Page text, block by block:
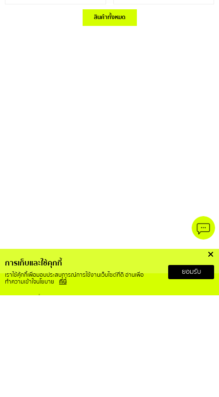
สินค้าทั้งหมด
การเก็บและใช้คุกกี้
เราใช้คุ้กกี้เพื่อมอบประสบการณ์การใช้งานเว็บไซต์ที่ดี อ่านเพื่อ
ทำความเข้าใจนโยบาย ที่นี่
ยอมรับ